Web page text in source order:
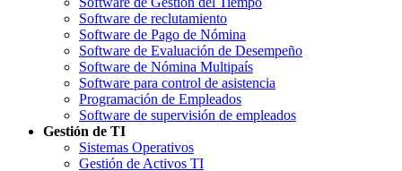
Software de reclutamiento
Software de Pago de Nómina
Software de Evaluación de Desempeño
Software de Nómina Multipaís
Software para control de asistencia
Programación de Empleados
Software de supervisión de empleados
Gestión de TI
Sistemas Operativos
Gestión de Activos TI